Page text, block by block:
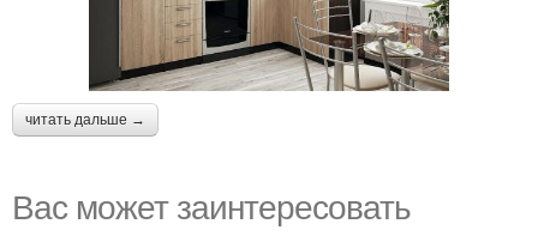
читать дальше →
Вас может заинтересовать